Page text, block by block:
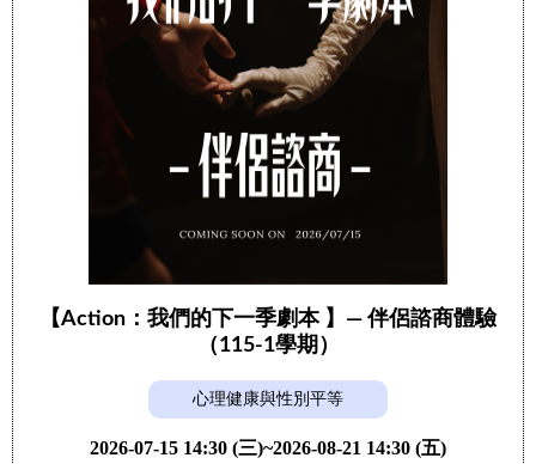
【Action：我們的下一季劇本 】— 伴侶諮商體驗
（115-1學期）
心理健康與性別平等
2026-07-15 14:30 (三)~2026-08-21 14:30 (五)